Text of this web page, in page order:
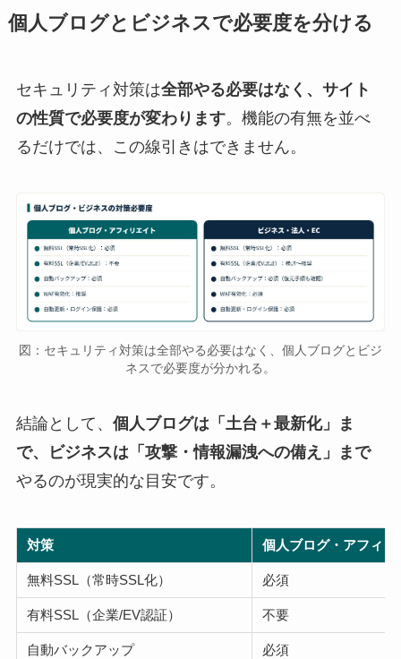
個人ブログとビジネスで必要度を分ける
セキュリティ対策は全部やる必要はなく、サイト
の性質で必要度が変わります。機能の有無を並べ
るだけでは、この線引きはできません。
図：セキュリティ対策は全部やる必要はなく、個人ブログとビジ
ネスで必要度が分かれる。
結論として、 個人ブログは「土台＋最新化」ま
で、ビジネスは「攻撃・情報漏洩への備え」まで
やるのが現実的な目安です。
対策 個人ブログ・アフィリ
無料SSL（常時SSL化） 必須
有料SSL（企業/EV認証） 不要
自動バックアップ 必須